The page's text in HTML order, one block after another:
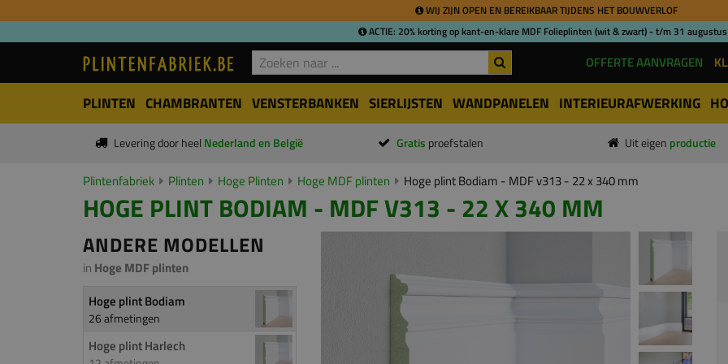
WIJ ZIJN OPEN EN BEREIKBAAR TIJDENS HET BOUWVERLOF
ACTIE: 20% korting op kant-en-klare MDF Folieplinten (wit & zwart) - t/m 31
OFFERTE AANVRAGEN
PLINTEN CHAMBRANTEN VENSTERBANKEN SIERLIJSTEN WANDPANELEN INTERIEURAFWERKING
Levering door heel Nederland en België Gratis proefstalen Uit eigen productie
Plintenfabriek Plinten Hoge Plinten Hoge MDF plinten Hoge plint Bodiam - MDF v313 - 22 x 340 mm
HOGE PLINT BODIAM - MDF V313 - 22 X 340 MM
ANDERE MODELLEN
in Hoge MDF plinten
Hoge plint Bodiam
26 afmetingen
Hoge plint Harlech